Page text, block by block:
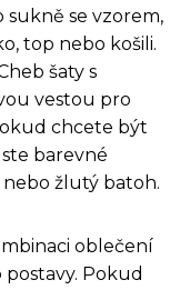
sukně se vzorem,
top nebo košili.
šaty s
vestou pro
chcete být
barevné
žlutý batoh.
oblečení
Pokud